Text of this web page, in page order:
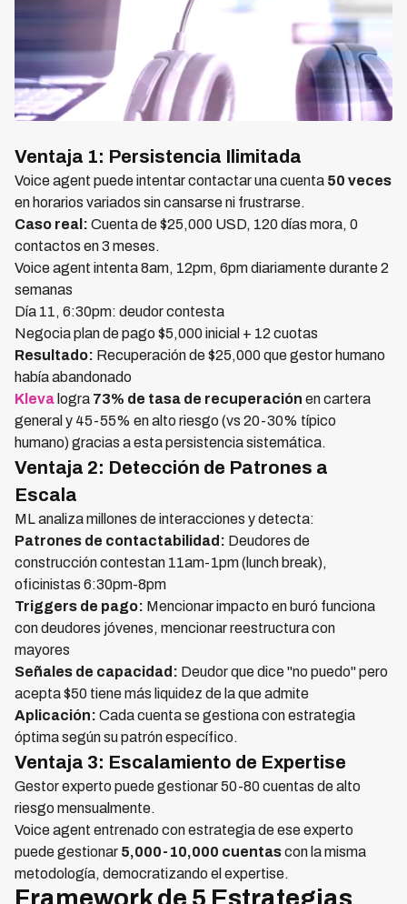
Ventaja 1: Persistencia Ilimitada
Voice agent puede intentar contactar una cuenta 50 veces
en horarios variados sin cansarse ni frustrarse.
Caso real: Cuenta de $25,000 USD, 120 días mora, 0
contactos en 3 meses.
Voice agent intenta 8am, 12pm, 6pm diariamente durante 2
semanas
Día 11, 6:30pm: deudor contesta
Negocia plan de pago $5,000 inicial + 12 cuotas
Resultado: Recuperación de $25,000 que gestor humano
había abandonado
Kleva logra 73% de tasa de recuperación en cartera
general y 45-55% en alto riesgo (vs 20-30% típico
humano) gracias a esta persistencia sistemática.
Ventaja 2: Detección de Patrones a
Escala
ML analiza millones de interacciones y detecta:
Patrones de contactabilidad: Deudores de
construcción contestan 11am-1pm (lunch break),
oficinistas 6:30pm-8pm
Triggers de pago: Mencionar impacto en buró funciona
con deudores jóvenes, mencionar reestructura con
mayores
Señales de capacidad: Deudor que dice "no puedo" pero
acepta $50 tiene más liquidez de la que admite
Aplicación: Cada cuenta se gestiona con estrategia
óptima según su patrón específico.
Ventaja 3: Escalamiento de Expertise
Gestor experto puede gestionar 50-80 cuentas de alto
riesgo mensualmente.
Voice agent entrenado con estrategia de ese experto
puede gestionar 5,000-10,000 cuentascon la misma
metodología, democratizando el expertise.